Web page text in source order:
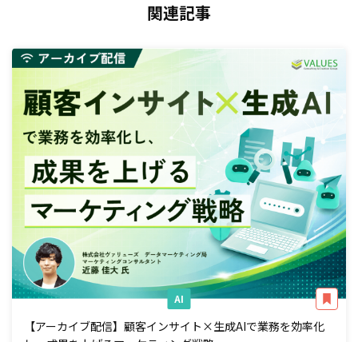
関連記事
AI
【アーカイブ配信】顧客インサイト×生成AIで業務を効率化